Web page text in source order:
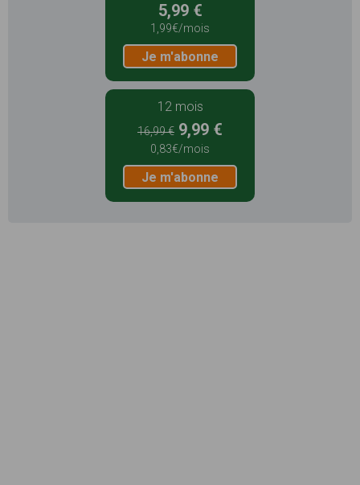
5,99 €
1,99€/mois
Je m'abonne
12 mois
16,99 € 9,99 €
0,83€/mois
Je m'abonne